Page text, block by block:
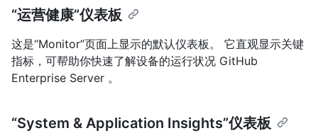
“运营健康”仪表板
这是“Monitor”页面上显示的默认仪表板。 它直观显示关键
指标，可帮助你快速了解设备的运行状况 GitHub
Enterprise Server 。
“System & Application Insights”仪表板